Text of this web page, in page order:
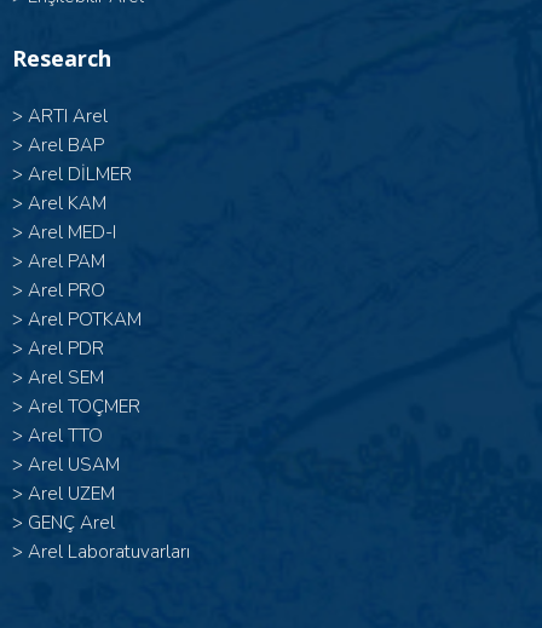
Research
> ARTI Arel
> Arel BAP
> Arel DİLMER
> Arel KAM
> Arel MED-I
> Arel PAM
> Arel PRO
> Arel POTKAM
> Arel PDR
> Arel SEM
> Arel TOÇMER
> Arel TTO
> Arel USAM
> Arel UZEM
> GENÇ Arel
> Arel Laboratuvarları